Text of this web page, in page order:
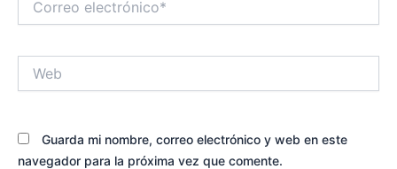
electrónico*
Guarda mi nombre, correo electrónico y web en este
navegador para la próxima vez que comente.